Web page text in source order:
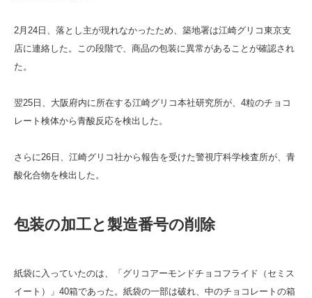
2月24日、落とし主が現れなかったため、築地署は江崎グリコ東京支
店に連絡した。この段階で、商品の包装に異常があることが確認され
た。
翌25日、大阪府内に所在する江崎グリコ本社研究所が、4粒のチョコ
レート検体から青酸反応を検出した。
さらに26日、江崎グリコ社から報告を受けた警視庁科学検査所が、青
酸化合物を検出した。
包装の加工と製造番号の削除
紙袋に入っていたのは、「グリコアーモンドチョコフライド（セミス
イート）」40箱であった。紙袋の一部は破れ、中のチョコレートの箱